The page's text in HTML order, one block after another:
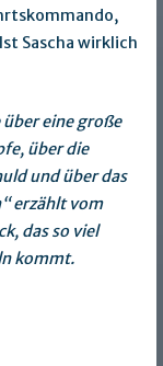
Sascha wirklich
eine große
über die
und über das
erzählt vom
das so viel
kommt.